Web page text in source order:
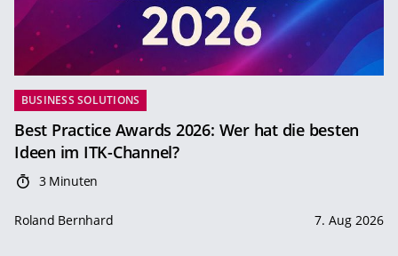
BUSINESS SOLUTIONS
Best Practice Awards 2026: Wer hat die besten
Ideen im ITK-Channel?
3 Minuten
Roland Bernhard 7. Aug 2026